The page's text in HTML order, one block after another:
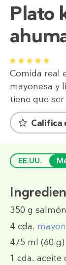
Plato
1 2 3 4 5
Comida real
mayonesa y
tiene que
Califica
EE.UU.
350 g
4 cda.
475 ml (60 g)
1 cda. aceite